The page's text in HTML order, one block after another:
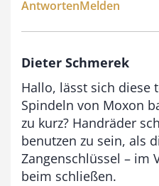
€
AntwortenMelden
Dieter Schmerek
Hallo, lässt sich diese
Spindeln von Moxon
zu kurz? Handräder
benutzen zu sein, als
Zangenschlüssel – im
beim schließen.